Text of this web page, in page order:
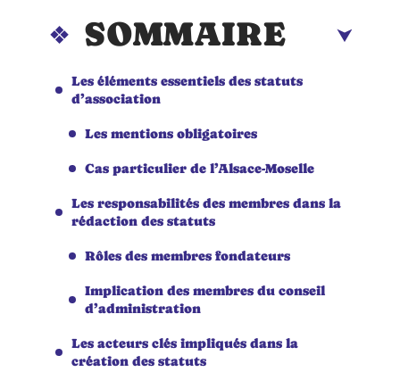
SOMMAIRE
Les éléments essentiels des statuts
d’association
Les mentions obligatoires
Cas particulier de l’Alsace-Moselle
Les responsabilités des membres dans la
rédaction des statuts
Rôles des membres fondateurs
Implication des membres du conseil
d’administration
Les acteurs clés impliqués dans la
création des statuts